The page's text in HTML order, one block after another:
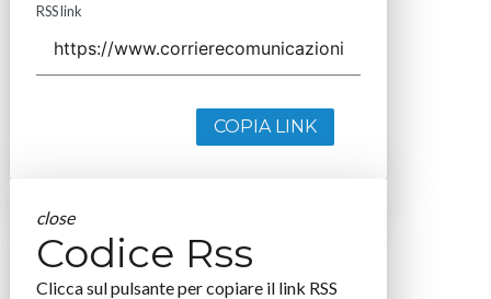
RSS link
COPIA LINK
close
Codice Rss
Clicca sul pulsante per copiare il link RSS